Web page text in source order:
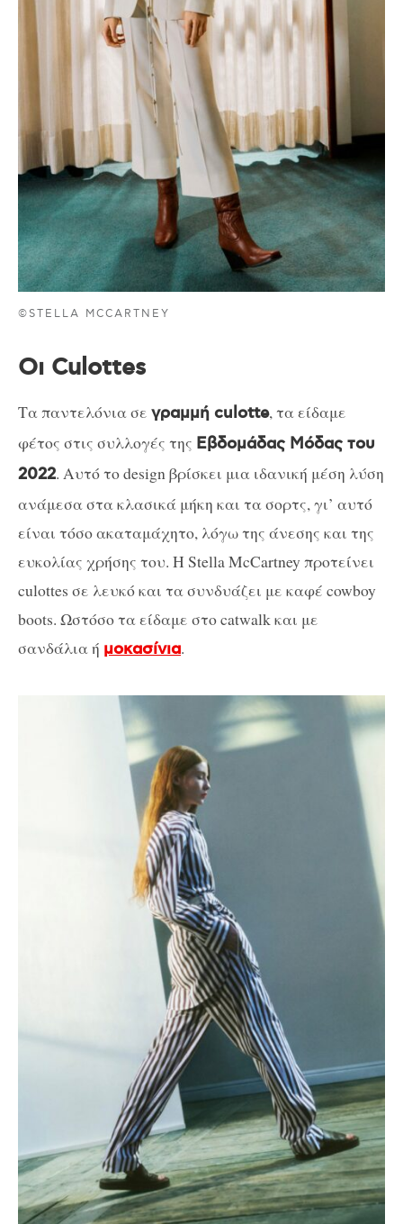
©STELLA MCCARTNEY
Οι Culottes
Τα παντελόνια σε γραμμή culotte, τα είδαμε
φέτος στις συλλογές της Εβδομάδας Μόδας του
2022. Αυτό το design βρίσκει μια ιδανική μέση λύση
ανάμεσα στα κλασικά μήκη και τα σορτς, γι’ αυτό
είναι τόσο ακαταμάχητo, λόγω της άνεσης και της
ευκολίας χρήσης του. Η Stella McCartney προτείνει
culottes σε λευκό και τα συνδυάζει με καφέ cowboy
boots. Ωστόσο τα είδαμε στο catwalk και με
σανδάλια ή μοκασίνια.